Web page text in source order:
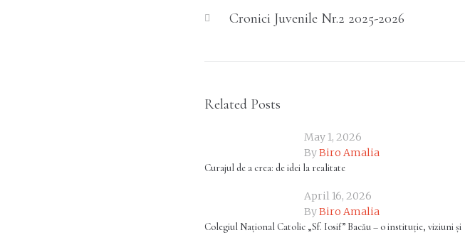
Cronici Juvenile Nr.2 2025-2026
Related Posts
May 1, 2026
ByBiro Amalia
Curajul de a crea: de idei la realitate
April 16, 2026
ByBiro Amalia
Colegiul Național Catolic „Sf. Iosif” Bacău – o instituție, viziuni și